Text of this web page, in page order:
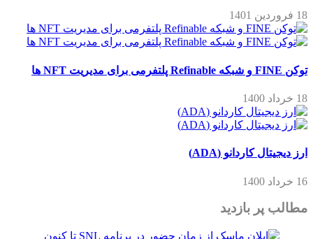
18 فروردین 1401
توکن FINE و شبکه Refinable پلتفرمی برای مدیریت NFT ها
18 خرداد 1400
ارز دیجیتال کاردانو (ADA)
16 خرداد 1400
مطالب پر بازدید